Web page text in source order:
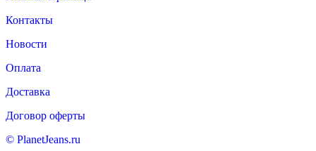
Контакты
Новости
Оплата
Доставка
Договор оферты
© PlanetJeans.ru